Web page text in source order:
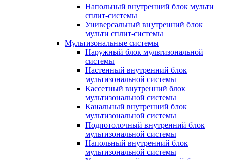
Напольный внутренний блок мульти
сплит-системы
Универсальный внутренний блок
мульти сплит-системы
Мультизональные системы
Наружный блок мультизональной
системы
Настенный внутренний блок
мультизональной системы
Кассетный внутренний блок
мультизональной системы
Канальный внутренний блок
мультизональной системы
Подпотолочный внутренний блок
мультизональной системы
Напольный внутренний блок
мультизональной системы